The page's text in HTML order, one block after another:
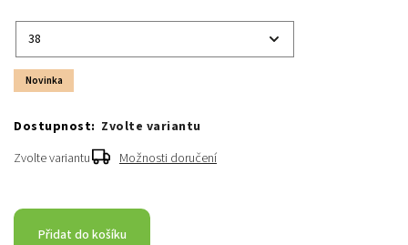
Novinka
Zvolte variantu
Zvolte variantu
Možnosti doručení
Přidat do košíku